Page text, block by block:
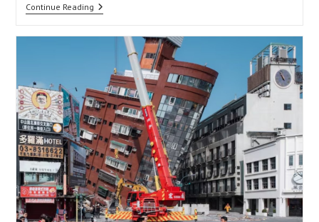
Continue ReadingAI
कैमरा,
विवादसमक
चर्चा
और
गोपनीयता
चिंता
अग्रसर